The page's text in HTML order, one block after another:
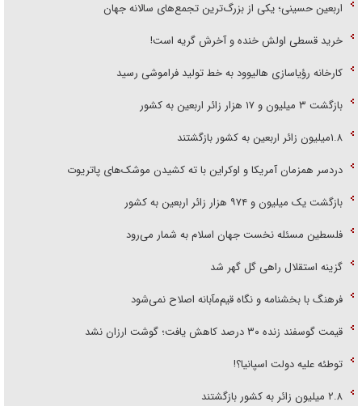
اربعین حسینی؛ یکی از بزرگ‌ترین تجمع‌های سالانه جهان
خرید قسطی اولش خنده و آخرش گریه است!
کارخانه رؤیاسازی هالیوود به خط تولید فراموشی رسید
بازگشت ۳ میلیون و ۱۷ هزار زائر اربعین به کشور
۱.۸میلیون زائر اربعین به کشور بازگشتند
دردسر همزمان آمریکا و اوکراین با ته کشیدن موشک‌های پاتریوت
بازگشت یک میلیون و ۹۷۴ هزار زائر اربعین به کشور
فلسطین مسئله نخست جهان اسلام به شمار می‌رود
گزینه استقلال راهی گل گهر شد
فرهنگ با بخشنامه و نگاه قیم‌مآبانه اصلاح نمی‌شود
قیمت گوسفند زنده ۳۰ درصد کاهش یافت؛ گوشت ارزان نشد
توطئه علیه دولت اسپانیا؟!
۲.۸ میلیون زائر به کشور بازگشتند